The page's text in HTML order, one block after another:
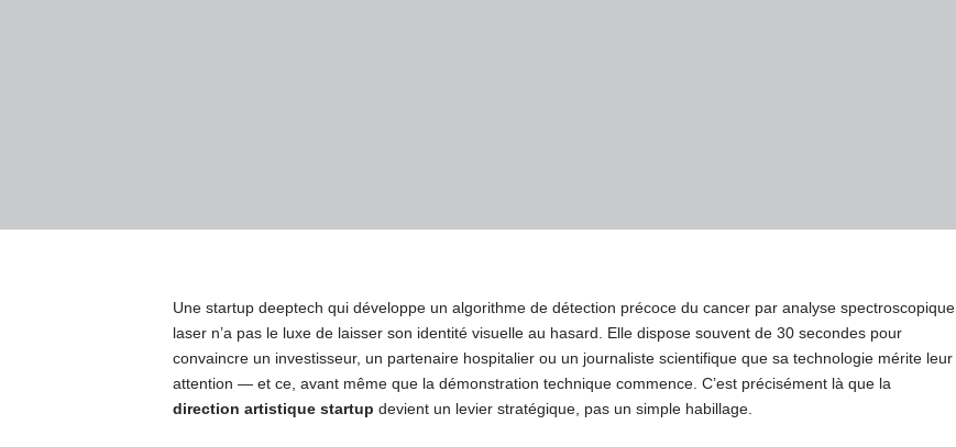
Une startup deeptech qui développe un algorithme de détection précoce du cancer par analyse spectroscopique
laser n’a pas le luxe de laisser son identité visuelle au hasard. Elle dispose souvent de 30 secondes pour
convaincre un investisseur, un partenaire hospitalier ou un journaliste scientifique que sa technologie mérite leur
attention — et ce, avant même que la démonstration technique commence. C’est précisément là que la
direction artistique startup devient un levier stratégique, pas un simple habillage.